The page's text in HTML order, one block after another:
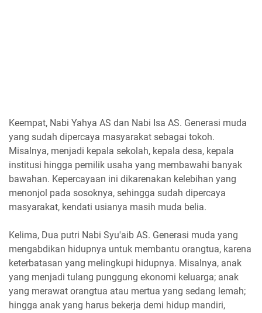
Keempat, Nabi Yahya AS dan Nabi Isa AS. Generasi muda
yang sudah dipercaya masyarakat sebagai tokoh.
Misalnya, menjadi kepala sekolah, kepala desa, kepala
institusi hingga pemilik usaha yang membawahi banyak
bawahan. Kepercayaan ini dikarenakan kelebihan yang
menonjol pada sosoknya, sehingga sudah dipercaya
masyarakat, kendati usianya masih muda belia.
Kelima, Dua putri Nabi Syu'aib AS. Generasi muda yang
mengabdikan hidupnya untuk membantu orangtua, karena
keterbatasan yang melingkupi hidupnya. Misalnya, anak
yang menjadi tulang punggung ekonomi keluarga; anak
yang merawat orangtua atau mertua yang sedang lemah;
hingga anak yang harus bekerja demi hidup mandiri,